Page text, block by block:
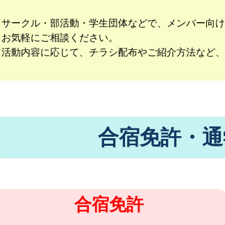
サークル・部活動・学生団体などで、メンバー向
お気軽にご相談ください。
活動内容に応じて、チラシ配布やご紹介方法など
合宿免許・
合宿免許